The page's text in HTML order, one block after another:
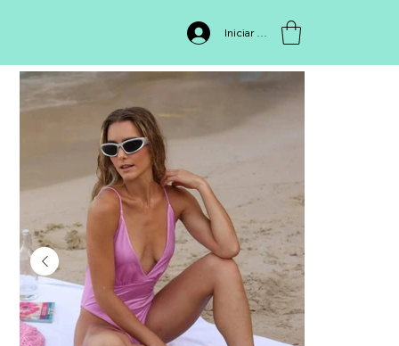
Iniciar sesión
SW228 Entero Bayani